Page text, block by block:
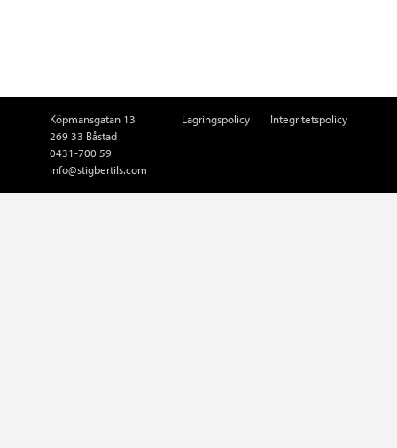
Köpmansgatan 13
269 33 Båstad
0431-700 59
info@stigbertils.com
Lagringspolicy Integritetspolicy